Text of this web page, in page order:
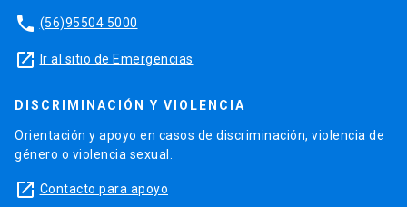
phone (56)95504 5000
launch Ir al sitio de Emergencias
DISCRIMINACIÓN Y VIOLENCIA
Orientación y apoyo en casos de discriminación, violencia de
género o violencia sexual.
launch Contacto para apoyo